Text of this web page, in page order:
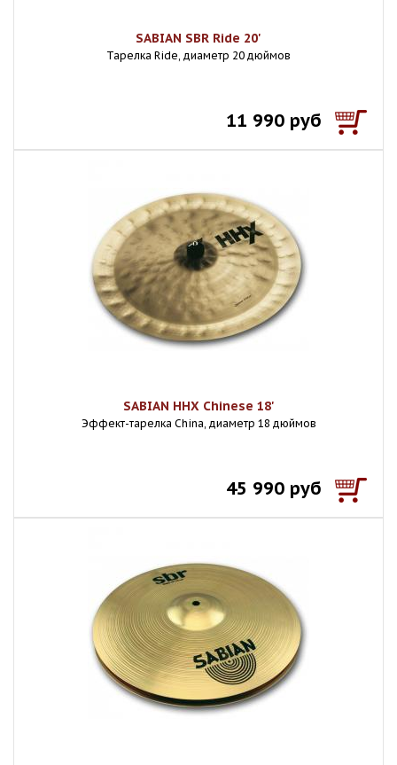
SABIAN SBR Ride 20'
Тарелка Ride, диаметр 20 дюймов
11 990 руб
SABIAN HHX Chinese 18'
Эффект-тарелка China, диаметр 18 дюймов
45 990 руб